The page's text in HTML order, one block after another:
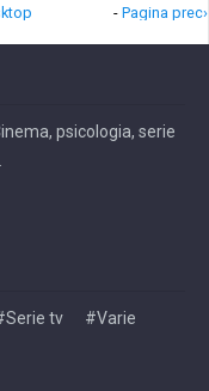
- Pagina prec›
psicologia, serie
tv
#Varie